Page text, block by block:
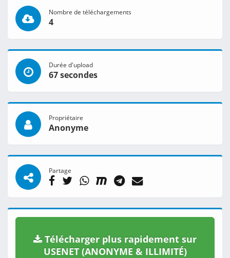
Nombre de téléchargements
4
Durée d'upload
67 secondes
Propriétaire
Anonyme
Partage
Télécharger plus rapidement sur
USENET (ANONYME & ILLIMITÉ)